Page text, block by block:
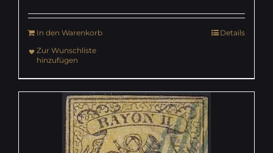
In den Warenkorb
Details
Zur Wunschliste
hinzufügen